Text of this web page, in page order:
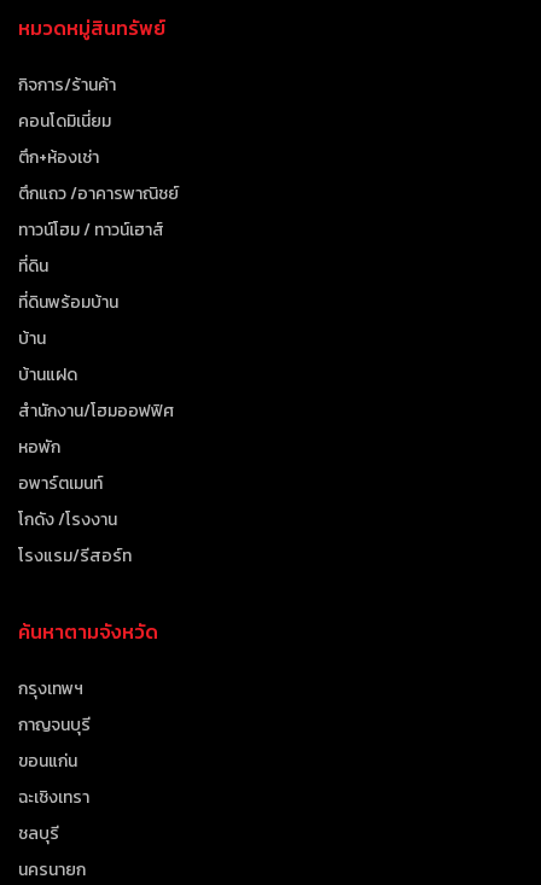
หมวดหมู่สินทรัพย์
กิจการ/ร้านค้า
คอนโดมิเนี่ยม
ตึก+ห้องเช่า
ตึกแถว /อาคารพาณิชย์
ทาวน์โฮม / ทาวน์เฮาส์
ที่ดิน
ที่ดินพร้อมบ้าน
บ้าน
บ้านแฝด
สำนักงาน/โฮมออฟฟิศ
หอพัก
อพาร์ตเมนท์
โกดัง /โรงงาน
โรงแรม/รีสอร์ท
ค้นหาตามจังหวัด
กรุงเทพฯ
กาญจนบุรี
ขอนแก่น
ฉะเชิงเทรา
ชลบุรี
นครนายก